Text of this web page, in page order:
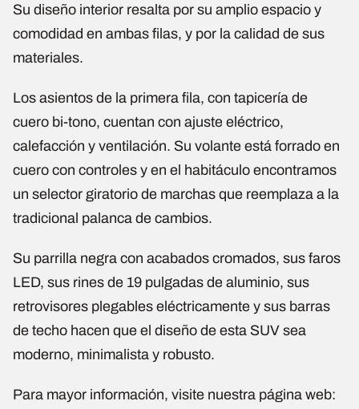
Su diseño interior resalta por su amplio espacio y
comodidad en ambas filas, y por la calidad de sus
materiales.
Los asientos de la primera fila, con tapicería de
cuero bi-tono, cuentan con ajuste eléctrico,
calefacción y ventilación. Su volante está forrado en
cuero con controles y en el habitáculo encontramos
un selector giratorio de marchas que reemplaza a la
tradicional palanca de cambios.
Su parrilla negra con acabados cromados, sus faros
LED, sus rines de 19 pulgadas de aluminio, sus
retrovisores plegables eléctricamente y sus barras
de techo hacen que el diseño de esta SUV sea
moderno, minimalista y robusto.
Para mayor información, visite nuestra página web: